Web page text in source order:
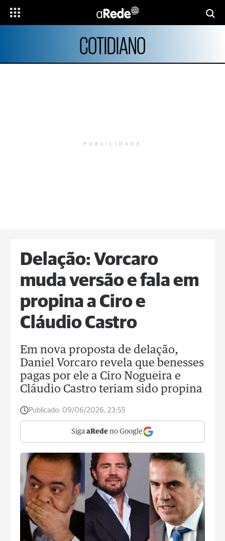
COTIDIANO
PUBLICIDADE
Delação: Vorcaro
muda versão e fala em
propina a Ciro e
Cláudio Castro
Em nova proposta de delação,
Daniel Vorcaro revela que benesses
pagas por ele a Ciro Nogueira e
Cláudio Castro teriam sido propina
Publicado: 09/06/2026, 23:55
Siga aRede no Google